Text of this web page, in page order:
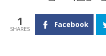
1 Facebook